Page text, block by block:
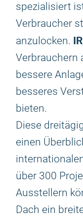
spezialisiert
Verbraucher
anzulocken.
Verbrauchern
bessere
besseres
bieten.
Diese
einen
über 300
Ausstellern
Dach ein